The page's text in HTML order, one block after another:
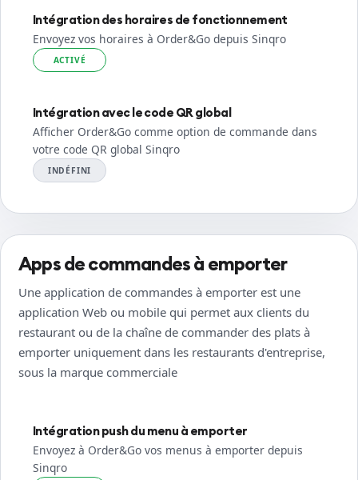
Intégration des horaires de fonctionnement
Envoyez vos horaires à Order&Go depuis Sinqro
ACTIVÉ
Intégration avec le code QR global
Afficher Order&Go comme option de commande dans
votre code QR global Sinqro
INDÉFINI
Apps de commandes à emporter
Une application de commandes à emporter est une
application Web ou mobile qui permet aux clients du
restaurant ou de la chaîne de commander des plats à
emporter uniquement dans les restaurants d'entreprise,
sous la marque commerciale
Intégration push du menu à emporter
Envoyez à Order&Go vos menus à emporter depuis
Sinqro